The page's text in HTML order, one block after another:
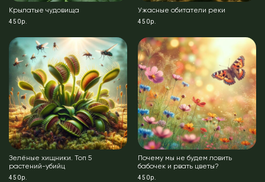
450р.
Крылатые чудовища
450р.
Ужасные обитатели реки
450р.
Зелёные хищники. Топ 5
растений-убийц
450р.
Почему мы не будем ловить
бабочек и рвать цветы?